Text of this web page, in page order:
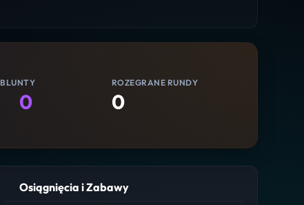
BLUNTY
0
ROZEGRANE RUNDY
0
Osiągnięcia i Zabawy